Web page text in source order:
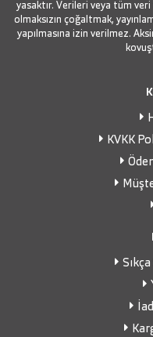
yasaktır. Verileri veya tüm veri
olmaksızın çoğaltmak,
yapılmasına izin verilmez.
KVKK